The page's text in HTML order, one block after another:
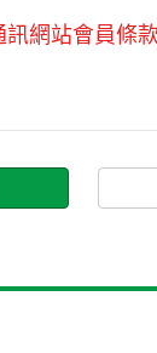
網站會員條款